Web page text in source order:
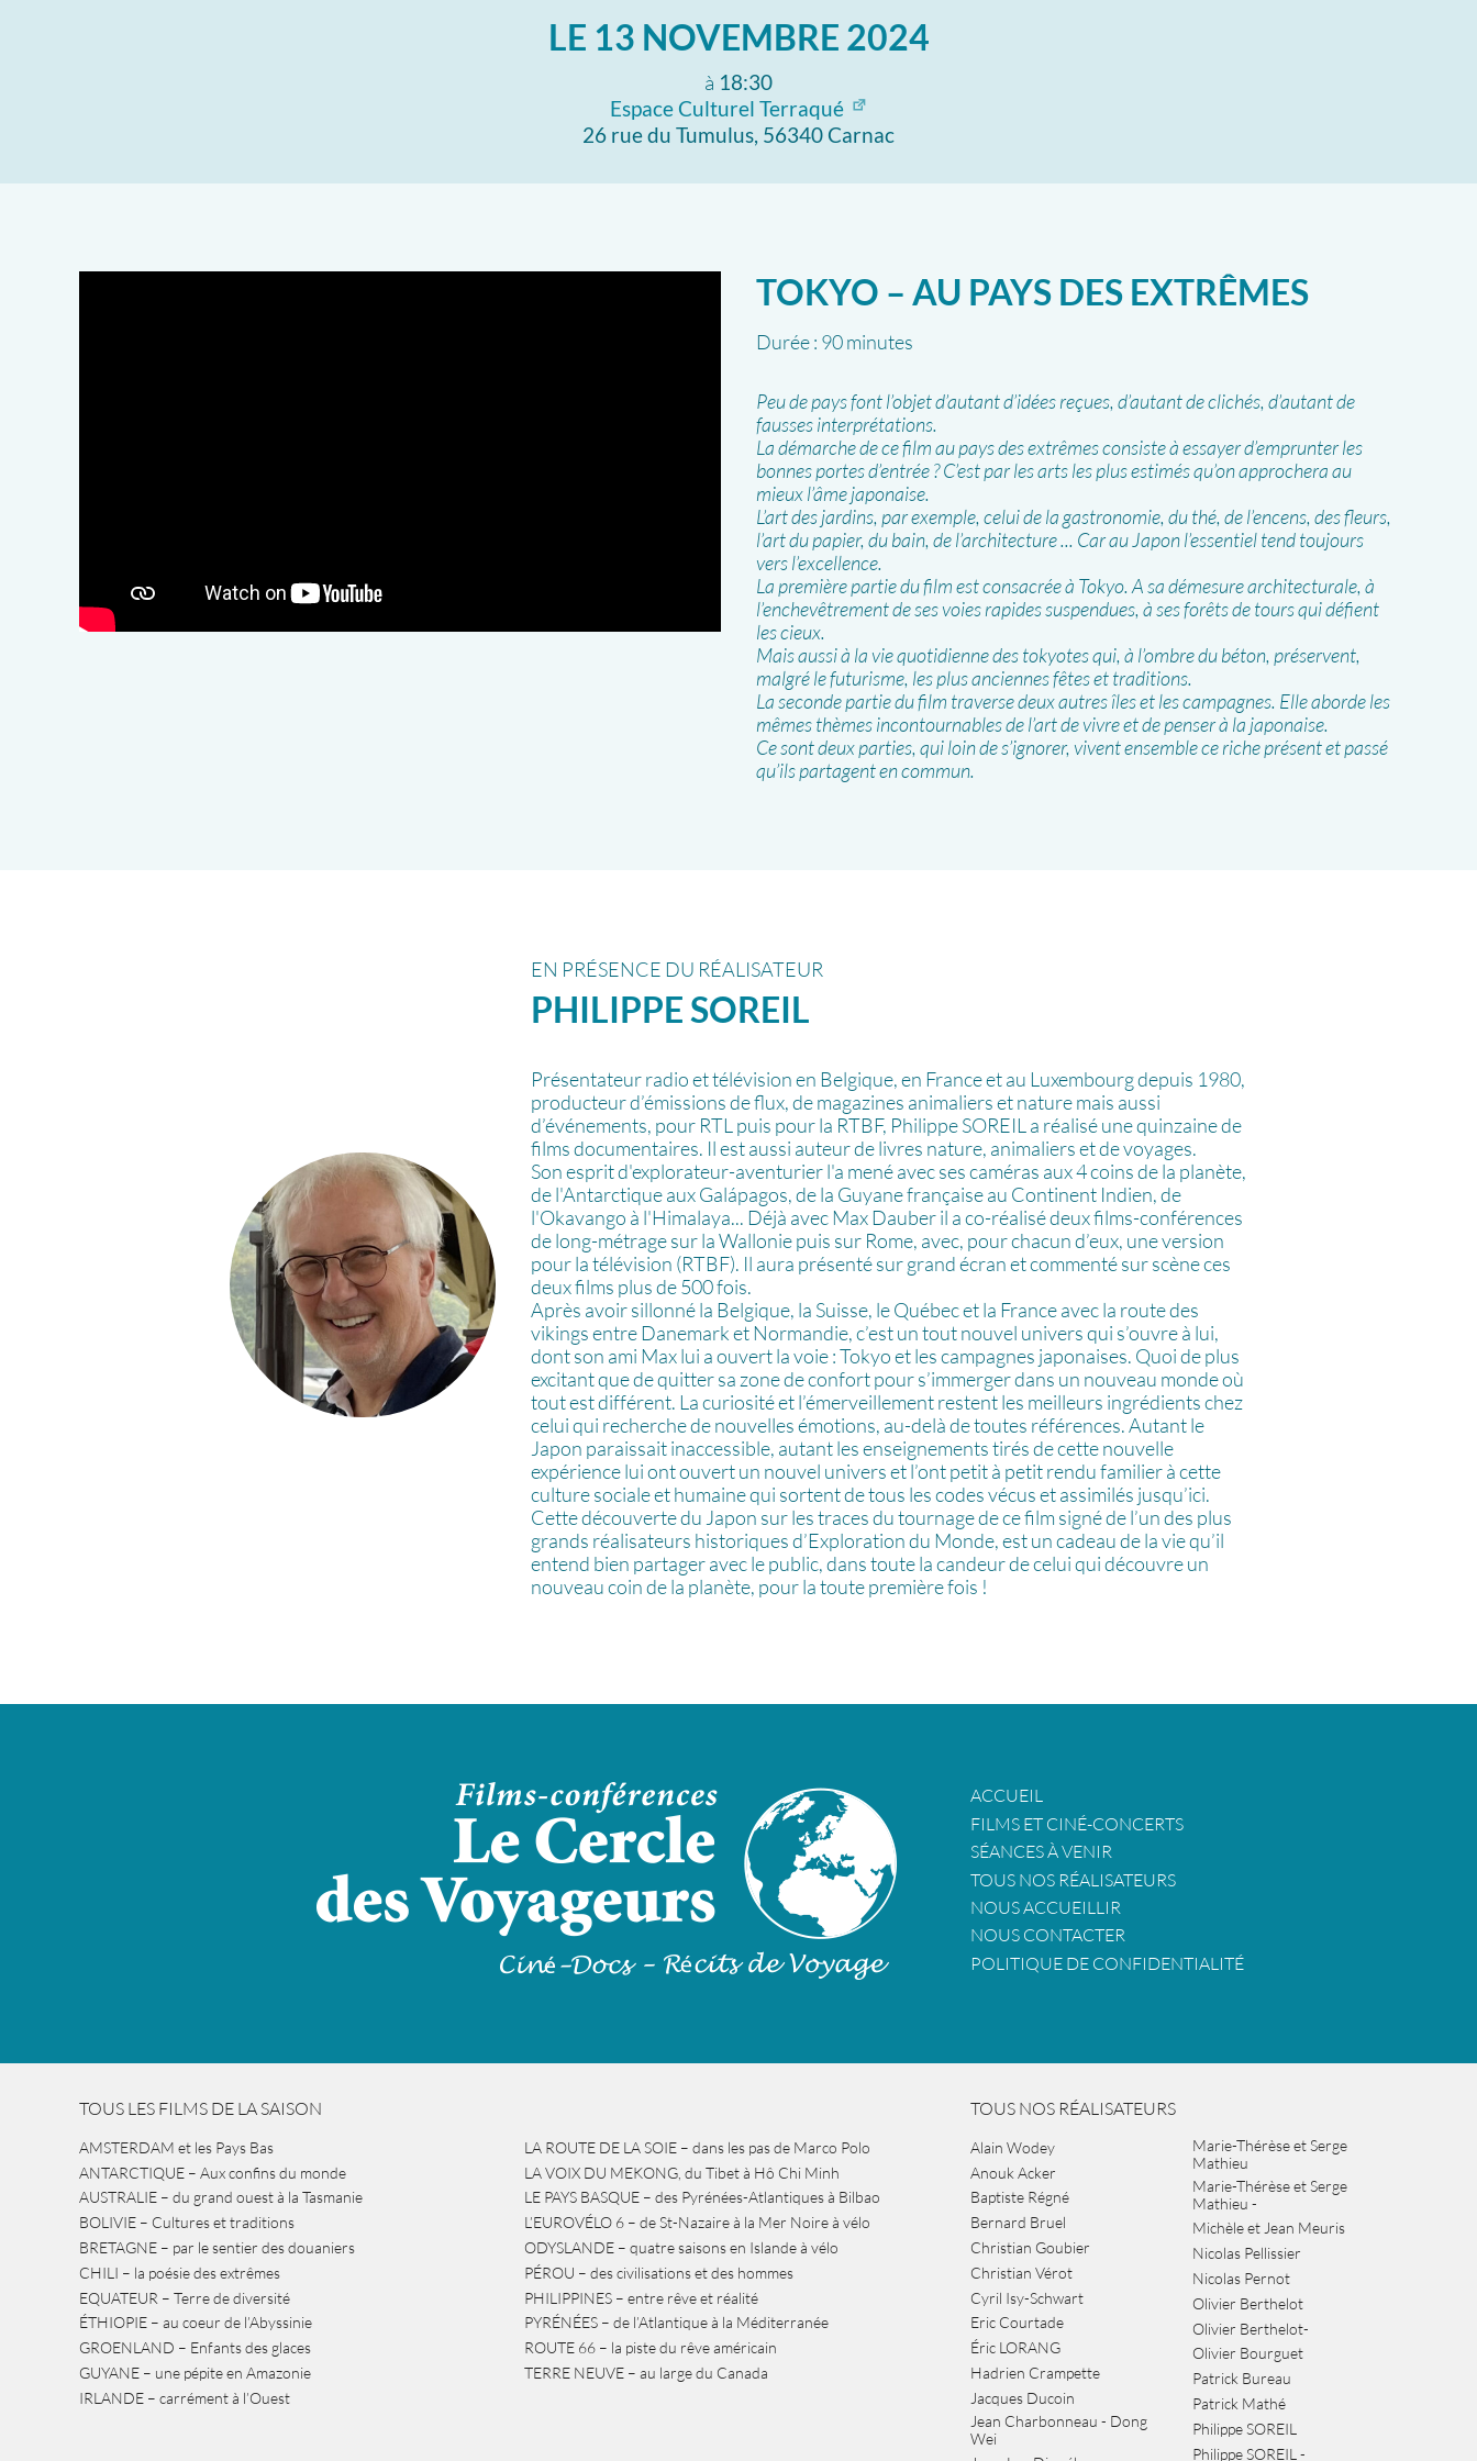
LE 13 NOVEMBRE 2024
à 18:30
Espace Culturel Terraqué
26 rue du Tumulus, 56340 Carnac
TOKYO – AU PAYS DES EXTRÊMES
Durée : 90 minutes
Peu de pays font l’objet d’autant d’idées reçues, d’autant de clichés, d’autant de
fausses interprétations.
La démarche de ce film au pays des extrêmes consiste à essayer d’emprunter les
bonnes portes d’entrée ? C’est par les arts les plus estimés qu’on approchera au
mieux l’âme japonaise.
L’art des jardins, par exemple, celui de la gastronomie, du thé, de l’encens, des fleurs,
l’art du papier, du bain, de l’architecture ... Car au Japon l’essentiel tend toujours
vers l’excellence.
La première partie du film est consacrée à Tokyo. A sa démesure architecturale, à
l’enchevêtrement de ses voies rapides suspendues, à ses forêts de tours qui défient
les cieux.
Mais aussi à la vie quotidienne des tokyotes qui, à l’ombre du béton, préservent,
malgré le futurisme, les plus anciennes fêtes et traditions.
La seconde partie du film traverse deux autres îles et les campagnes. Elle aborde les
mêmes thèmes incontournables de l’art de vivre et de penser à la japonaise.
Ce sont deux parties, qui loin de s’ignorer, vivent ensemble ce riche présent et passé
qu’ils partagent en commun.
EN PRÉSENCE DU RÉALISATEUR
PHILIPPESOREIL
Présentateur radio et télévision en Belgique, en France et au Luxembourg depuis 1980,
producteur d’émissions de flux, de magazines animaliers et nature mais aussi
d’événements, pour RTL puis pour la RTBF, Philippe SOREIL a réalisé une quinzaine de
films documentaires. Il est aussi auteur de livres nature, animaliers et de voyages.
Son esprit d'explorateur-aventurier l'a mené avec ses caméras aux 4 coins de la planète,
de l'Antarctique aux Galápagos, de la Guyane française au Continent Indien, de
l'Okavango à l'Himalaya... Déjà avec Max Dauber il a co-réalisé deux films-conférences
de long-métrage sur la Wallonie puis sur Rome, avec, pour chacun d’eux, une version
pour la télévision (RTBF). Il aura présenté sur grand écran et commenté sur scène ces
deux films plus de 500 fois.
Après avoir sillonné la Belgique, la Suisse, le Québec et la France avec la route des
vikings entre Danemark et Normandie, c’est un tout nouvel univers qui s’ouvre à lui,
dont son ami Max lui a ouvert la voie : Tokyo et les campagnes japonaises. Quoi de plus
excitant que de quitter sa zone de confort pour s’immerger dans un nouveau monde où
tout est différent. La curiosité et l’émerveillement restent les meilleurs ingrédients chez
celui qui recherche de nouvelles émotions, au-delà de toutes références. Autant le
Japon paraissait inaccessible, autant les enseignements tirés de cette nouvelle
expérience lui ont ouvert un nouvel univers et l’ont petit à petit rendu familier à cette
culture sociale et humaine qui sortent de tous les codes vécus et assimilés jusqu’ici.
Cette découverte du Japon sur les traces du tournage de ce film signé de l’un des plus
grands réalisateurs historiques d’Exploration du Monde, est un cadeau de la vie qu’il
entend bien partager avec le public, dans toute la candeur de celui qui découvre un
nouveau coin de la planète, pour la toute première fois !
ACCUEIL
FILMS ET CINÉ-CONCERTS
SÉANCES À VENIR
TOUS NOS RÉALISATEURS
NOUS ACCUEILLIR
NOUS CONTACTER
POLITIQUE DE CONFIDENTIALITÉ
TOUS LES FILMS DE LA SAISON
AMSTERDAM et les Pays Bas
ANTARCTIQUE – Aux confins du monde
AUSTRALIE – du grand ouest à la Tasmanie
BOLIVIE – Cultures et traditions
BRETAGNE – par le sentier des douaniers
CHILI – la poésie des extrêmes
EQUATEUR – Terre de diversité
ÉTHIOPIE – au coeur de l’Abyssinie
GROENLAND – Enfants des glaces
GUYANE – une pépite en Amazonie
IRLANDE – carrément à l’Ouest
LA ROUTE DE LA SOIE – dans les pas de Marco Polo
LA VOIX DU MEKONG, du Tibet à Hô Chi Minh
LE PAYS BASQUE – des Pyrénées-Atlantiques à Bilbao
L’EUROVÉLO 6 – de St-Nazaire à la Mer Noire à vélo
ODYSLANDE – quatre saisons en Islande à vélo
PÉROU – des civilisations et des hommes
PHILIPPINES – entre rêve et réalité
PYRÉNÉES – de l’Atlantique à la Méditerranée
ROUTE 66 – la piste du rêve américain
TERRE NEUVE – au large du Canada
TOUS NOS RÉALISATEURS
Alain Wodey
Anouk Acker
Baptiste Régné
Bernard Bruel
Christian Goubier
Christian Vérot
Cyril Isy-Schwart
Eric Courtade
Éric LORANG
Hadrien Crampette
Jacques Ducoin
Jean Charbonneau - Dong
Wei
Marie-Thérèse et Serge
Mathieu
Marie-Thérèse et Serge
Mathieu -
Michèle et Jean Meuris
Nicolas Pellissier
Nicolas Pernot
Olivier Berthelot
Olivier Berthelot-
Olivier Bourguet
Patrick Bureau
Patrick Mathé
Philippe SOREIL
Philippe SOREIL -